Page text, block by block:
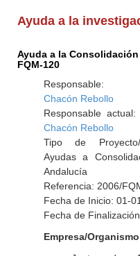
Ayuda a la
Ayuda a la
FQM-120
Responsable:
Chacón Rebollo
Responsable actual:
Chacón Rebollo
Tipo de Proyecto/
Ayudas a
Andalucía
Referencia: 2006/
Fecha de Inicio: 01-
Fecha de
Empresa/